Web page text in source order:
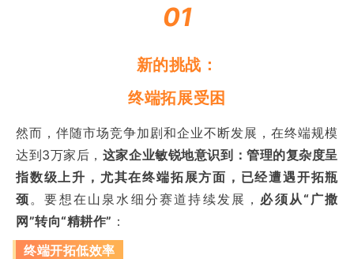
01
新的挑战：
终端拓展受困
然而，伴随市场竞争加剧和企业不断发展，在终端规模
达到3万家后， 这家企业敏锐地意识到：管理的复杂度呈
指数级上升，尤其在终端拓展方面，已经遭遇开拓瓶
颈 。要想在山泉水细分赛道持续发展， 必须从“广撒
网”转向“精耕作” ：
终端开拓低效率